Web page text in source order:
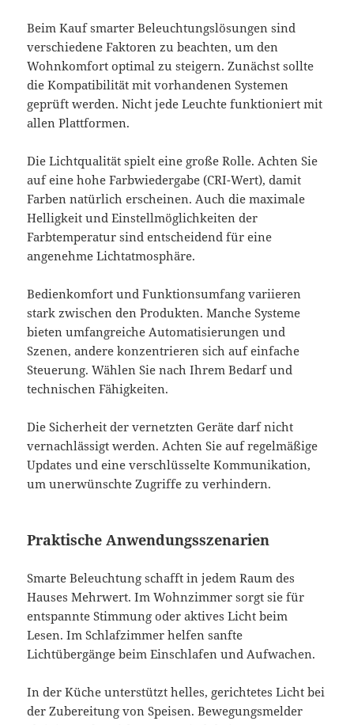
Beim Kauf smarter Beleuchtungslösungen sind
verschiedene Faktoren zu beachten, um den
Wohnkomfort optimal zu steigern. Zunächst sollte
die Kompatibilität mit vorhandenen Systemen
geprüft werden. Nicht jede Leuchte funktioniert mit
allen Plattformen.
Die Lichtqualität spielt eine große Rolle. Achten Sie
auf eine hohe Farbwiedergabe (CRI-Wert), damit
Farben natürlich erscheinen. Auch die maximale
Helligkeit und Einstellmöglichkeiten der
Farbtemperatur sind entscheidend für eine
angenehme Lichtatmosphäre.
Bedienkomfort und Funktionsumfang variieren
stark zwischen den Produkten. Manche Systeme
bieten umfangreiche Automatisierungen und
Szenen, andere konzentrieren sich auf einfache
Steuerung. Wählen Sie nach Ihrem Bedarf und
technischen Fähigkeiten.
Die Sicherheit der vernetzten Geräte darf nicht
vernachlässigt werden. Achten Sie auf regelmäßige
Updates und eine verschlüsselte Kommunikation,
um unerwünschte Zugriffe zu verhindern.
Praktische Anwendungsszenarien
Smarte Beleuchtung schafft in jedem Raum des
Hauses Mehrwert. Im Wohnzimmer sorgt sie für
entspannte Stimmung oder aktives Licht beim
Lesen. Im Schlafzimmer helfen sanfte
Lichtübergänge beim Einschlafen und Aufwachen.
In der Küche unterstützt helles, gerichtetes Licht bei
der Zubereitung von Speisen. Bewegungsmelder